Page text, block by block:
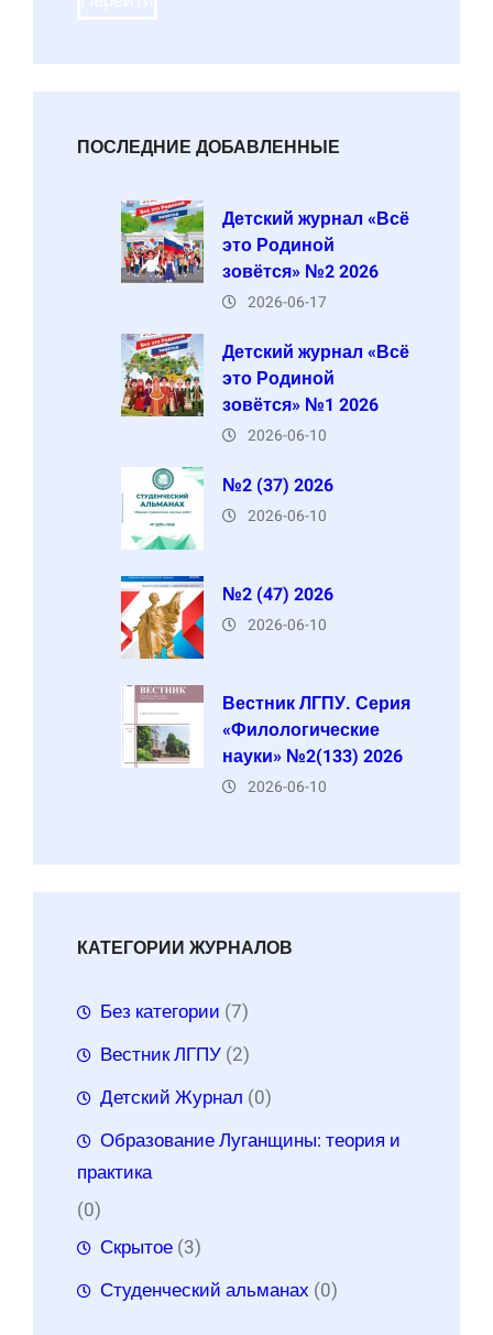
ПОСЛЕДНИЕ ДОБАВЛЕННЫЕ
Детский журнал «Всё
это Родиной
зовётся» №2 2026
2026-06-17
Детский журнал «Всё
это Родиной
зовётся» №1 2026
2026-06-10
№2 (37) 2026
2026-06-10
№2 (47) 2026
2026-06-10
Вестник ЛГПУ. Серия
«Филологические
науки» №2(133) 2026
2026-06-10
КАТЕГОРИИ ЖУРНАЛОВ
Без категории (7)
Вестник ЛГПУ (2)
Детский Журнал (0)
Образование Луганщины: теория и
практика
(0)
Скрытое (3)
Студенческий альманах (0)